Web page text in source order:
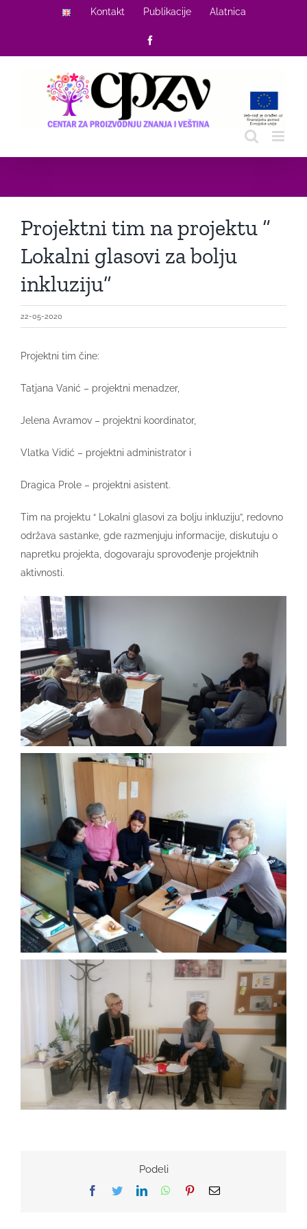
Kontakt Publikacije Alatnica
Projektni tim na projektu “
Lokalni glasovi za bolju
inkluziju”
22-05-2020
Projektni tim čine:
Tatjana Vanić – projektni menadzer,
Jelena Avramov – projektni koordinator,
Vlatka Vidić – projektni administrator i
Dragica Prole – projektni asistent.
Tim na projektu “ Lokalni glasovi za bolju inkluziju”, redovno
održava sastanke, gde razmenjuju informacije, diskutuju o
napretku projekta, dogovaraju sprovođenje projektnih
aktivnosti.
Podeli
Facebook
TwitterLinkedInWhatsApp
PinterestEmail